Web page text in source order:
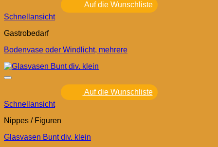
Auf die Wunschliste
Schnellansicht
Gastrobedarf
Bodenvase oder Windlicht, mehrere
Auf die Wunschliste
Schnellansicht
Nippes / Figuren
Glasvasen Bunt div. klein